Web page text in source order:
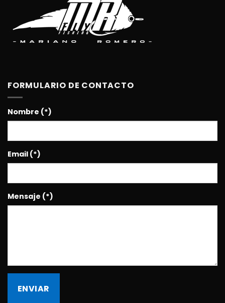
FORMULARIO DE CONTACTO
Nombre (*)
Email (*)
Mensaje (*)
ENVIAR